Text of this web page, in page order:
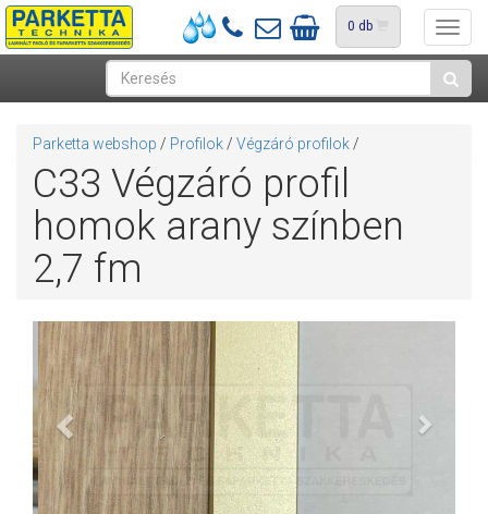
0 db
Parketta webshop / Profilok / Végzáró profilok /
C33 Végzáró profil
homok arany színben
2,7 fm
Previous Next